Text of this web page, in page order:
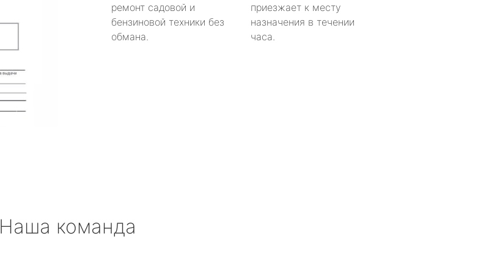
ремонт садовой и
бензиновой техники без
обмана.
приезжает к месту
назначения в течении
часа.
Наша команда